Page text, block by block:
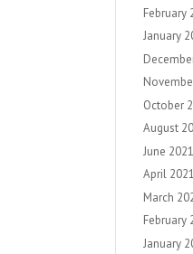
February
January
October
August
June 2021
April 2021
March
February
January